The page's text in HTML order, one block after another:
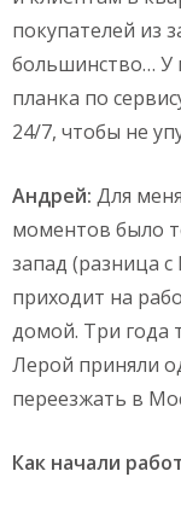
покупателей из
большинство… У
планка по
24/7, чтобы не
Андрей: Для
моментов было
запад (разница
приходит на
домой. Три года
Лерой приняли
переезжать в
Как начали